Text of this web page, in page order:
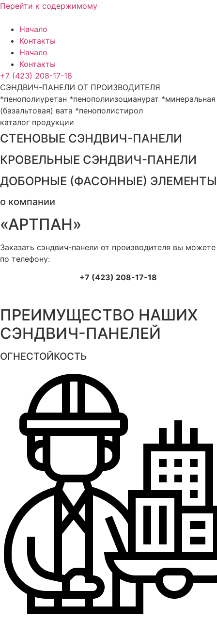
Перейти к содержимому
Начало
Контакты
Начало
Контакты
+7 (423) 208-17-18
СЭНДВИЧ-ПАНЕЛИ ОТ ПРОИЗВОДИТЕЛЯ
*пенополиуретан *пенополиизоцианурат *минеральная
(базальтовая) вата *пенополистирол
каталог продукции
СТЕНОВЫЕ СЭНДВИЧ-ПАНЕЛИ
КРОВЕЛЬНЫЕ СЭНДВИЧ-ПАНЕЛИ
ДОБОРНЫЕ (ФАСОННЫЕ) ЭЛЕМЕНТЫ
о компании
«АРТПАН»
Заказать сэндвич-панели от производителя вы можете
по телефону:
+7 (423) 208-17-18
ПРЕИМУЩЕСТВО НАШИХ
СЭНДВИЧ-ПАНЕЛЕЙ
ОГНЕСТОЙКОСТЬ